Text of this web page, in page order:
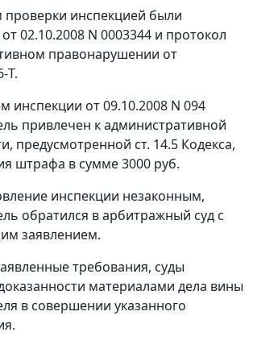
проверки инспекцией были
02.10.2008 N 0003344 и протокол
правонарушении от
Т.
инспекции от 09.10.2008 N 094
привлечен к административной
предусмотренной ст. 14.5 Кодекса,
штрафа в сумме 3000 руб.
инспекции незаконным,
обратился в арбитражный суд с
заявлением.
требования, суды
материалами дела вины
в совершении указанного